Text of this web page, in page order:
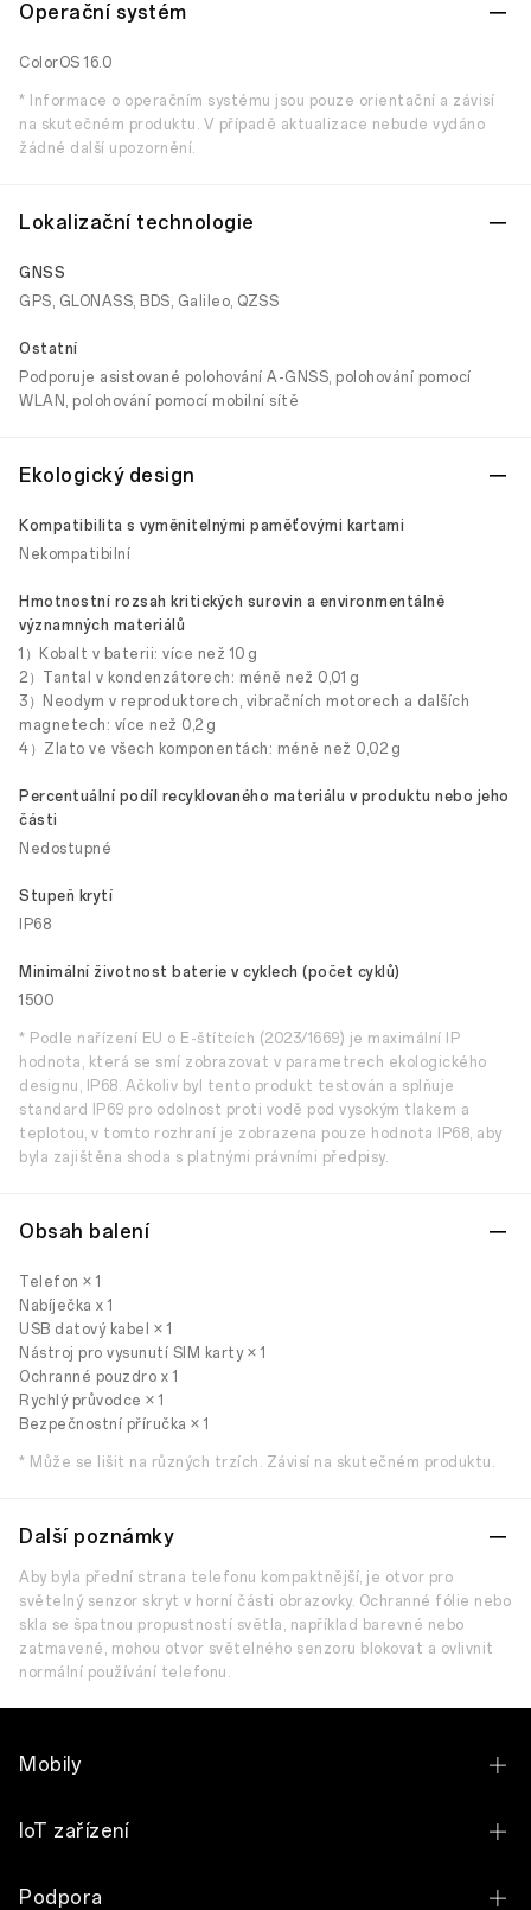
Operační systém
ColorOS 16.0
* Informace o operačním systému jsou pouze orientační a závisí
na skutečném produktu. V případě aktualizace nebude vydáno
žádné další upozornění.
Lokalizační technologie
GNSS
GPS, GLONASS, BDS, Galileo, QZSS
Ostatní
Podporuje asistované polohování A-GNSS, polohování pomocí
WLAN, polohování pomocí mobilní sítě
Ekologický design
Kompatibilita s vyměnitelnými paměťovými kartami
Nekompatibilní
Hmotnostní rozsah kritických surovin a environmentálně
významných materiálů
1）Kobalt v baterii: více než 10 g
2）Tantal v kondenzátorech: méně než 0,01 g
3）Neodym v reproduktorech, vibračních motorech a dalších
magnetech: více než 0,2 g
4）Zlato ve všech komponentách: méně než 0,02 g
Percentuální podíl recyklovaného materiálu v produktu nebo jeho
části
Nedostupné
Stupeň krytí
IP68
Minimální životnost baterie v cyklech (počet cyklů)
1500
* Podle nařízení EU o E-štítcích (2023/1669) je maximální IP
hodnota, která se smí zobrazovat v parametrech ekologického
designu, IP68. Ačkoliv byl tento produkt testován a splňuje
standard IP69 pro odolnost proti vodě pod vysokým tlakem a
teplotou, v tomto rozhraní je zobrazena pouze hodnota IP68, aby
byla zajištěna shoda s platnými právními předpisy.
Obsah balení
Telefon × 1
Nabíječka x 1
USB datový kabel × 1
Nástroj pro vysunutí SIM karty × 1
Ochranné pouzdro x 1
Rychlý průvodce × 1
Bezpečnostní příručka × 1
* Může se lišit na různých trzích. Závisí na skutečném produktu.
Další poznámky
Aby byla přední strana telefonu kompaktnější, je otvor pro
světelný senzor skryt v horní části obrazovky. Ochranné fólie nebo
skla se špatnou propustností světla, například barevné nebo
zatmavené, mohou otvor světelného senzoru blokovat a ovlivnit
normální používání telefonu.
Mobily
OPPO Find X9 Ultra
IoT zařízení
OPPO Enco Clip2 Open Earbuds
Podpora